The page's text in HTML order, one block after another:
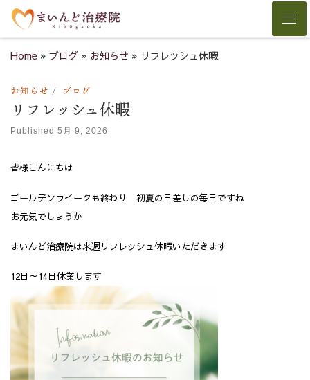
Skip to content
Home » ブログ » お知らせ » リフレッシュ休暇
お知らせ ブログ
リフレッシュ休暇
Published 5月 9, 2026
皆様こんにちは
ゴールデンウイークも終わり 初夏の日差しの毎日ですね
お元気でしょうか
まいんど治療院は来週リフレッシュ休暇いただきます
12日～14日休業します